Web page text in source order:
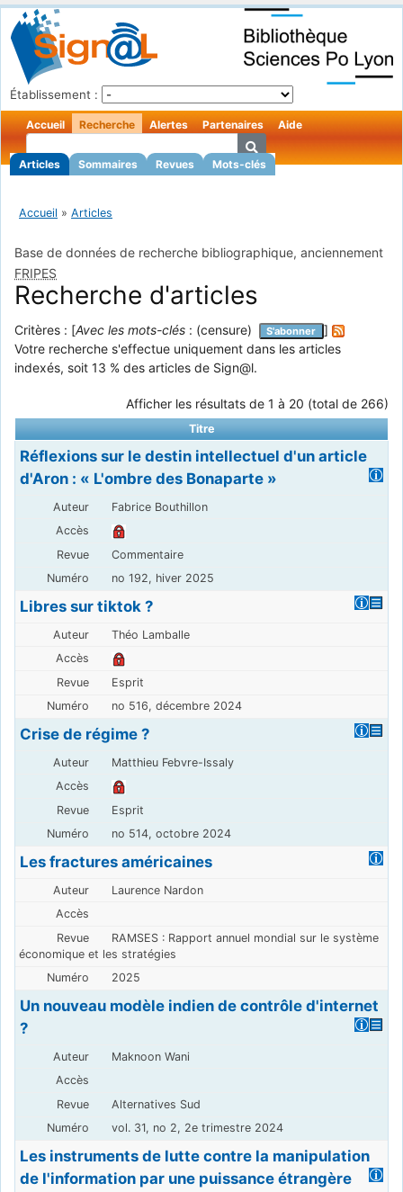
Établissement :
Accueil Recherche
Articles Sommaires Revues Mots-clés
Alertes Partenaires Aide
Accueil » Articles
Base de données de recherche bibliographique, anciennement
FRIPES
Recherche d'articles
Critères : [Avec les mots-clés : (censure) S'abonner
]
Votre recherche s'effectue uniquement dans les articles
indexés, soit 13 % des articles de Sign@l.
Afficher les résultats de 1 à 20 (total de 266)
Titre
Réflexions sur le destin intellectuel d'un article
d'Aron : « L'ombre des Bonaparte »
Fabrice Bouthillon
Commentaire
no 192, hiver 2025
Libres sur tiktok ?
Théo Lamballe
Esprit
no 516, décembre 2024
Crise de régime ?
Matthieu Febvre-Issaly
Esprit
no 514, octobre 2024
Les fractures américaines
Laurence Nardon
RAMSES : Rapport annuel mondial sur le système
économique et les stratégies
2025
Un nouveau modèle indien de contrôle d'internet
?
Maknoon Wani
Alternatives Sud
vol. 31, no 2, 2e trimestre 2024
Les instruments de lutte contre la manipulation
de l'information par une puissance étrangère